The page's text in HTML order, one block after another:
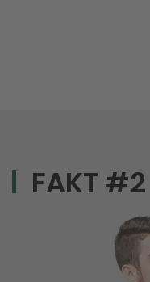
FAKT #2